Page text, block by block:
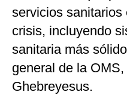
servicios
crisis, incluyendo
sanitaria más
general de la
Ghebreyesus.